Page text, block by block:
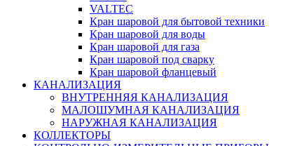
VALTEC
Кран шаровой для бытовой техники
Кран шаровой для воды
Кран шаровой для газа
Кран шаровой под сварку
Кран шаровой фланцевый
КАНАЛИЗАЦИЯ
ВНУТРЕННЯЯ КАНАЛИЗАЦИЯ
МАЛОШУМНАЯ КАНАЛИЗАЦИЯ
НАРУЖНАЯ КАНАЛИЗАЦИЯ
КОЛЛЕКТОРЫ